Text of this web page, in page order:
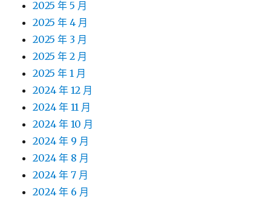
2025 年 5 月
2025 年 4 月
2025 年 3 月
2025 年 2 月
2025 年 1 月
2024 年 12 月
2024 年 11 月
2024 年 10 月
2024 年 9 月
2024 年 8 月
2024 年 7 月
2024 年 6 月